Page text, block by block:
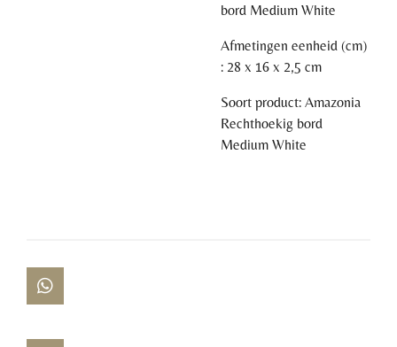
bord Medium White
Afmetingen eenheid (cm)
: 28 x 16 x 2,5 cm
Soort product: Amazonia
Rechthoekig bord
Medium White
W
h
t